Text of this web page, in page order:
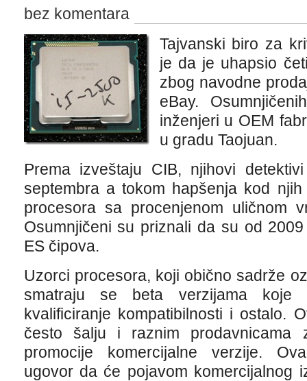
bez komentara
Tajvanski biro za
je da je uhapsio
zbog navodne
eBay.
inženjeri u OEM
u gradu Taojuan.
Prema izveštaju CIB, njihovi
septembra a tokom hapšenja kod
procesora sa procenjenom uličnom
Osumnjičeni su priznali da su od
ES čipova.
Uzorci procesora, koji obično sadrže
smatraju se beta verzijama koje
kvalificiranje kompatibilnosti i ostalo.
često šalju i raznim
promocije komercijalne verzije.
ugovor da će pojavom komercijalnog